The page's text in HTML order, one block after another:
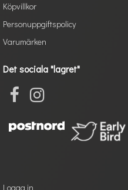
Köpvillkor
Personuppgiftspolicy
Varumärken
Det sociala "lagret"
Logga in